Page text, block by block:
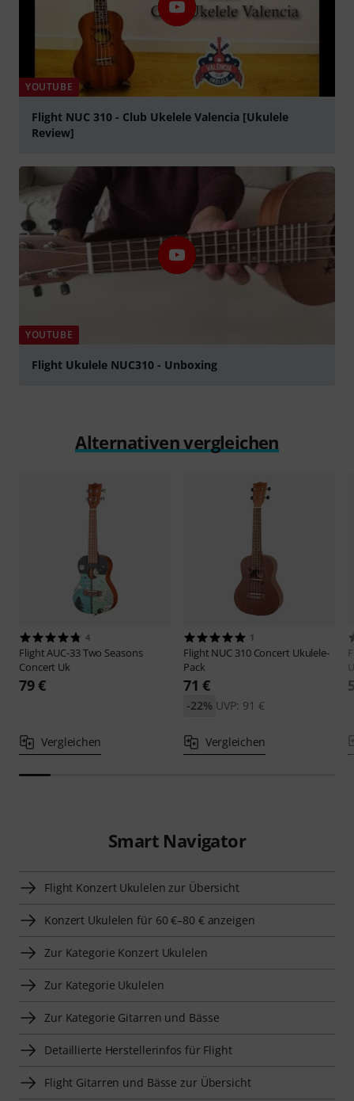
YOUTUBE
Flight NUC 310 - Club Ukelele Valencia [Ukulele
Review]
YOUTUBE
Flight Ukulele NUC310 - Unboxing
Alternativen vergleichen
4
FlightAUC-33 Two Seasons
Concert Uk
79 €
Vergleichen
1
Flight NUC 310 Concert Ukulele-
Pack
71 €
UVP: 91 €
-22%
Vergleichen
Smart Navigator
Flight Konzert Ukulelen zur Übersicht
Konzert Ukulelen für 60 €–80 € anzeigen
Zur Kategorie Konzert Ukulelen
Zur Kategorie Ukulelen
Zur Kategorie Gitarren und Bässe
Detaillierte Herstellerinfos für Flight
Flight Gitarren und Bässe zur Übersicht